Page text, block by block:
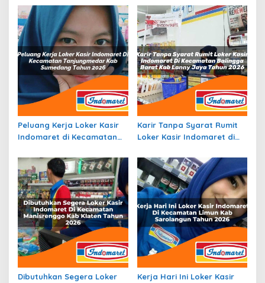
Selatan, Kab. Lebong
Tahun 2026
Tongkok, Kab. Kutai Barat
Tahun 2026
Peluang Kerja Loker Kasir
Indomaret di Kecamatan
Sumedang Tahun 2026
Karir Tanpa Syarat Rumit
Loker Kasir Indomaret di
Barat, Kab. Lanny Jaya
Tahun 2026
Dibutuhkan Segera Loker
Kerja Hari Ini Loker Kasir